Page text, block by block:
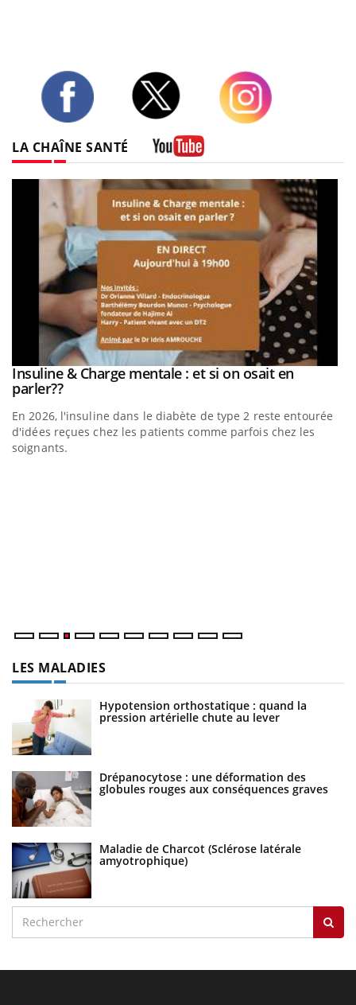
LA CHAÎNE SANTÉ
Youtube
Insuline & Charge mentale : et si on osait en
parler??Youtube
En 2026, l'insuline dans le diabète de type 2 reste entourée
d'idées reçues chez les patients comme parfois chez les
soignants.
LES MALADIES
Hypotension orthostatique : quand la
pression artérielle chute au lever
Drépanocytose : une déformation des
globules rouges aux conséquences graves
Maladie de Charcot (Sclérose latérale
amyotrophique)